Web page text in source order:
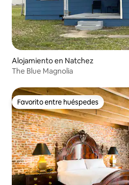
Alojamiento en Natchez
The Blue Magnolia
Favorito entre huéspedes
Favorito entre huéspedes